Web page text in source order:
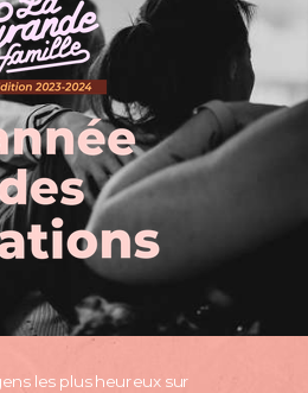
les plus heureux sur